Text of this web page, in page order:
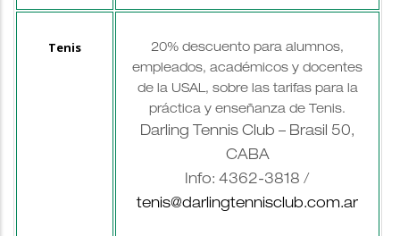
Tenis
20% descuento para alumnos,
empleados, académicos y docentes
de la USAL, sobre las tarifas para la
práctica y enseñanza de Tenis.
Darling Tennis Club – Brasil 50,
CABA
Info: 4362-3818 /
tenis@darlingtennisclub.com.ar